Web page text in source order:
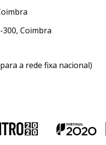
300, Coimbra
a rede fixa nacional)